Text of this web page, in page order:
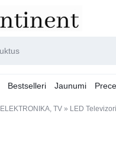
Bestselleri Jaunumi
ELEKTRONIKA, TV » LED Televizori